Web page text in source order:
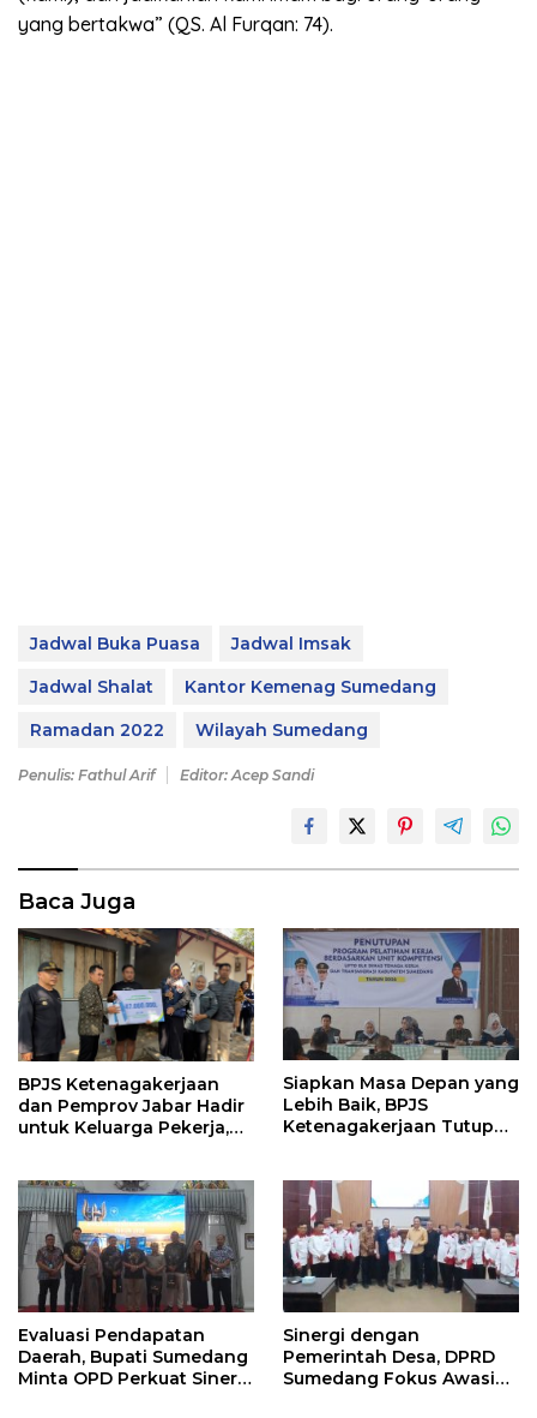
yang bertakwa” (QS. Al Furqan: 74).
Jadwal Buka Puasa
Jadwal Imsak
Jadwal Shalat
Kantor Kemenag Sumedang
Ramadan 2022
Wilayah Sumedang
Penulis: Fathul Arif Editor: Acep Sandi
Baca Juga
BPJS Ketenagakerjaan
dan Pemprov Jabar Hadir
untuk Keluarga Pekerja,
Siapkan Masa Depan yang
Lebih Baik, BPJS
Ketenagakerjaan Tutup
Evaluasi Pendapatan
Daerah, Bupati Sumedang
Minta OPD Perkuat Sinergi
Sinergi dengan
Pemerintah Desa, DPRD
Sumedang Fokus Awasi